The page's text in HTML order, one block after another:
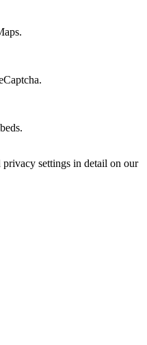
settings in detail on our